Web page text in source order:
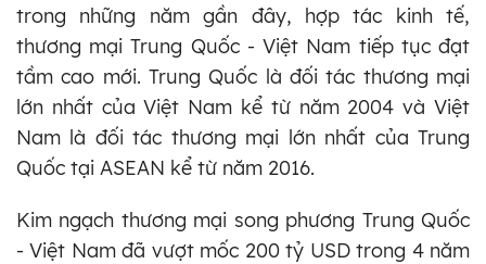
trong những năm gần đây, hợp tác kinh tế,
thương mại Trung Quốc - Việt Nam tiếp tục đạt
tầm cao mới. Trung Quốc là đối tác thương mại
lớn nhất của Việt Nam kể từ năm 2004 và Việt
Nam là đối tác thương mại lớn nhất của Trung
Quốc tại ASEAN kể từ năm 2016.
Kim ngạch thương mại song phương Trung Quốc
- Việt Nam đã vượt mốc 200 tỷ USD trong 4 năm